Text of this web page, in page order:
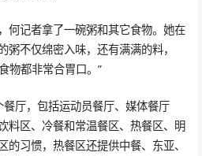
何记者拿了一碗粥和其它食物。她在
粥不仅绵密入味，还有满满的料，
物都非常合胃口。”
厅，包括运动员餐厅、媒体餐厅
料区、冷餐和常温餐区、热餐区、明
习惯，热餐区还提供中餐、东亚、